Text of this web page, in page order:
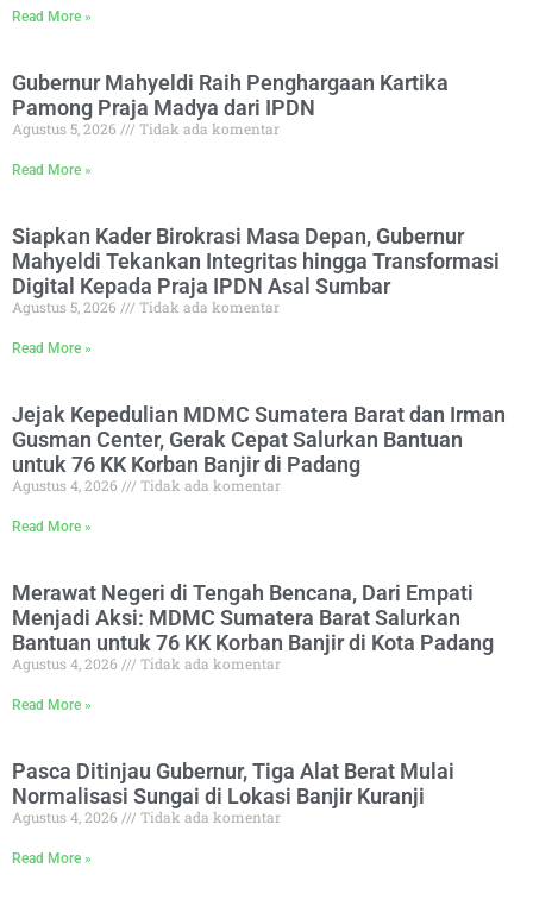
Read More »
Gubernur Mahyeldi Raih Penghargaan Kartika
Pamong Praja Madya dari IPDN
Agustus 5, 2026 Tidak ada komentar
Read More »
Siapkan Kader Birokrasi Masa Depan, Gubernur
Mahyeldi Tekankan Integritas hingga Transformasi
Digital Kepada Praja IPDN Asal Sumbar
Agustus 5, 2026 Tidak ada komentar
Read More »
Jejak Kepedulian MDMC Sumatera Barat dan Irman
Gusman Center, Gerak Cepat Salurkan Bantuan
untuk 76 KK Korban Banjir di Padang
Agustus 4, 2026 Tidak ada komentar
Read More »
Merawat Negeri di Tengah Bencana, Dari Empati
Menjadi Aksi: MDMC Sumatera Barat Salurkan
Bantuan untuk 76 KK Korban Banjir di Kota Padang
Agustus 4, 2026 Tidak ada komentar
Read More »
Pasca Ditinjau Gubernur, Tiga Alat Berat Mulai
Normalisasi Sungai di Lokasi Banjir Kuranji
Agustus 4, 2026 Tidak ada komentar
Read More »